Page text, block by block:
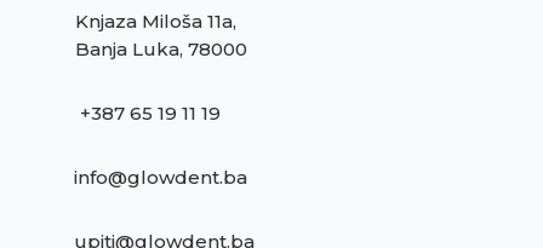
Knjaza Miloša 11a,
Banja Luka, 78000
+387 65 19 11 19
info@glowdent.ba
upiti@glowdent.ba